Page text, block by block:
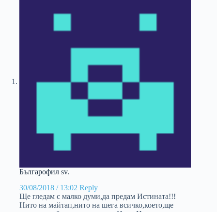
Българофил sv.
30/08/2018 / 13:02 Reply
Ще гледам с малко думи,да предам Истината!!!
Нито на майтап,нито на шега всичко,което,ще